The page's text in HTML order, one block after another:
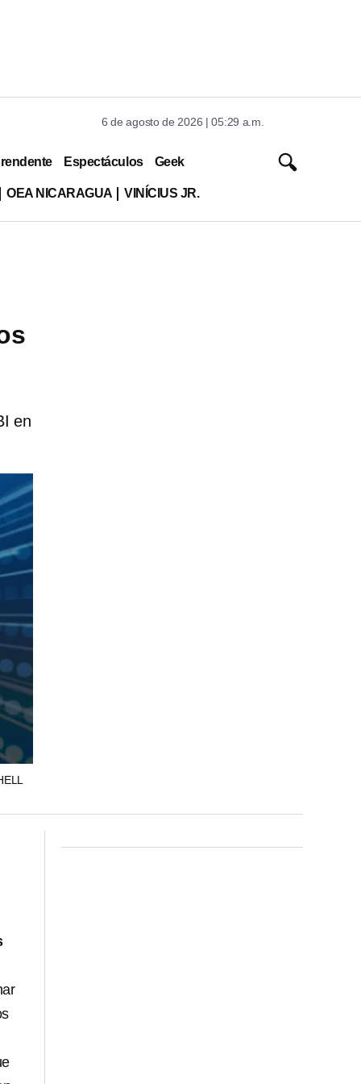
6 de agosto de 2026 | 05:29 a.m.
Espectáculos Geek
OEA NICARAGUA VINÍCIUS JR.
en